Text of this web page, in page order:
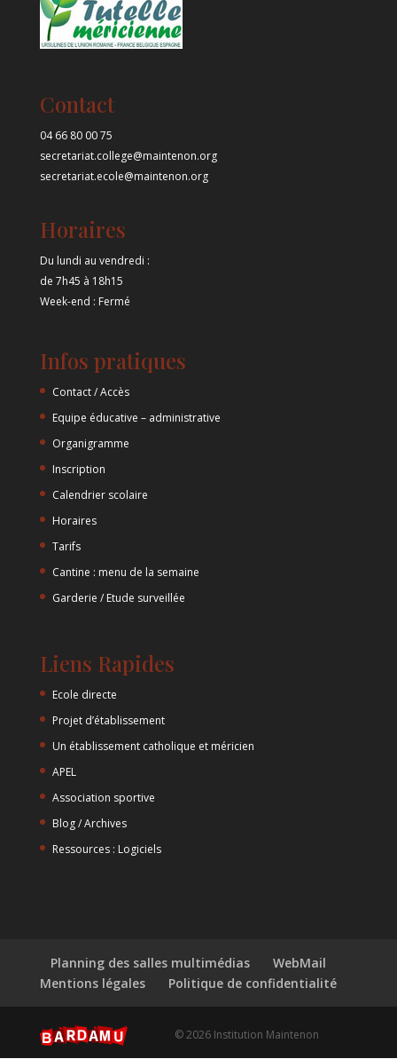
Contact
04 66 80 00 75
secretariat.college@maintenon.org
secretariat.ecole@maintenon.org
Horaires
Du lundi au vendredi :
de 7h45 à 18h15
Week-end : Fermé
Infos pratiques
Contact / Accès
Equipe éducative – administrative
Organigramme
Inscription
Calendrier scolaire
Horaires
Tarifs
Cantine : menu de la semaine
Garderie / Etude surveillée
Liens Rapides
Ecole directe
Projet d’établissement
Un établissement catholique et méricien
APEL
Association sportive
Blog / Archives
Ressources : Logiciels
Planning des salles multimédias
WebMail
Mentions légales
Politique de confidentialité
© 2026 Institution Maintenon